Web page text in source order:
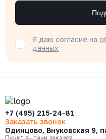
Я даю согласие на
данных
+7 (495) 215-24-81
Заказать звонок
Одинцово, Внуковская 9,